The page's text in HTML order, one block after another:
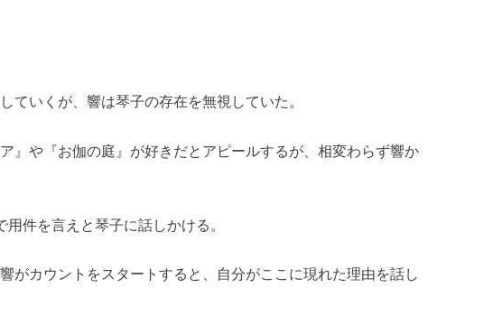
ていくが、響は琴子の存在を無視していた。
』や『お伽の庭』が好きだとアピールするが、相変わらず響か
件を言えと琴子に話しかける。
がカウントをスタートすると、自分がここに現れた理由を話し